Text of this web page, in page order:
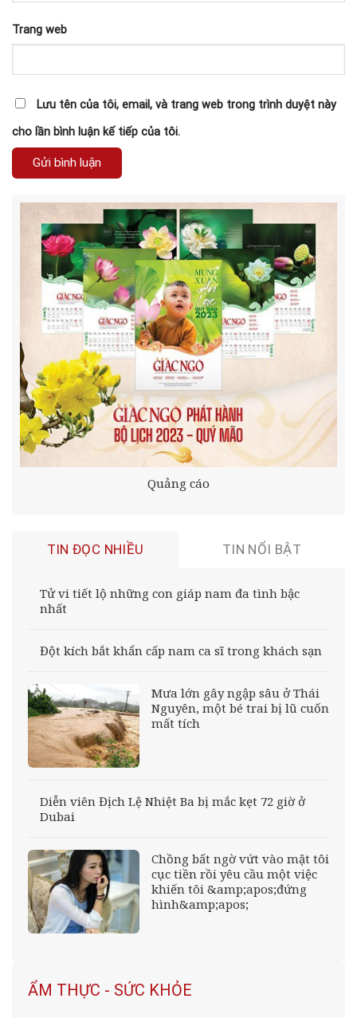
Trang web
Lưu tên của tôi, email, và trang web trong trình duyệt này
cho lần bình luận kế tiếp của tôi.
Quảng cáo
TIN ĐỌC NHIỀU TIN NỔI BẬT
Tử vi tiết lộ những con giáp nam đa tình bậc
nhất
Đột kích bắt khẩn cấp nam ca sĩ trong khách sạn
Mưa lớn gây ngập sâu ở Thái
Nguyên, một bé trai bị lũ cuốn
mất tích
Diễn viên Địch Lệ Nhiệt Ba bị mắc kẹt 72 giờ ở
Dubai
Chồng bất ngờ vứt vào mặt tôi
cục tiền rồi yêu cầu một việc
khiến tôi &amp;apos;đứng
hình&amp;apos;
ẨM THỰC - SỨC KHỎE